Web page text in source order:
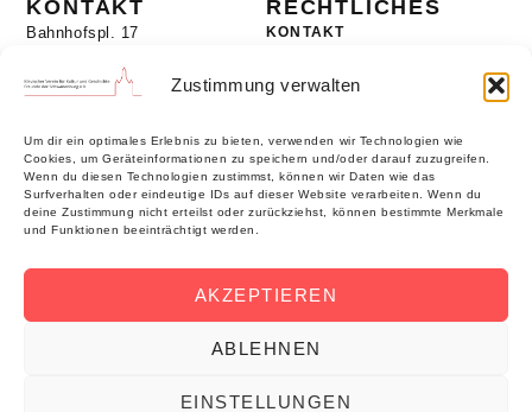
Zustimmung verwalten
Um dir ein optimales Erlebnis zu bieten, verwenden wir Technologien wie
Cookies, um Geräteinformationen zu speichern und/oder darauf zuzugreifen.
Wenn du diesen Technologien zustimmst, können wir Daten wie das
Surfverhalten oder eindeutige IDs auf dieser Website verarbeiten. Wenn du
deine Zustimmung nicht erteilst oder zurückziehst, können bestimmte Merkmale
und Funktionen beeinträchtigt werden.
AKZEPTIEREN
ABLEHNEN
EINSTELLUNGEN
KONTAKT
Bahnhofspl. 17
+49 2821 - 980 249
RECHTLICHES
KONTAKT
DATENSCHUTZ
IMPRESSUM
UNTERSTÜTZER
Der Klevische Verein wird unterstützt durch: